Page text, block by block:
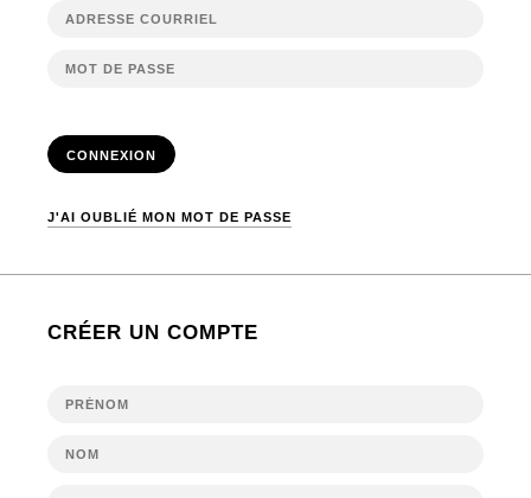
CONNEXION
J'AI OUBLIÉ MON MOT DE PASSE
CRÉER UN COMPTE